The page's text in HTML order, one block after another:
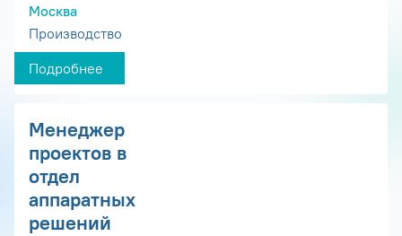
Москва
Производство
Подробнее
Менеджер
проектов в
отдел
аппаратных
решений